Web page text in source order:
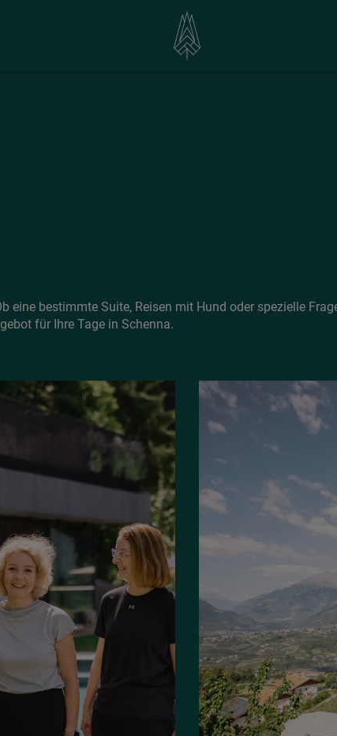
eine bestimmte Suite, Reisen mit Hund oder spezielle
für Ihre Tage in Schenna.